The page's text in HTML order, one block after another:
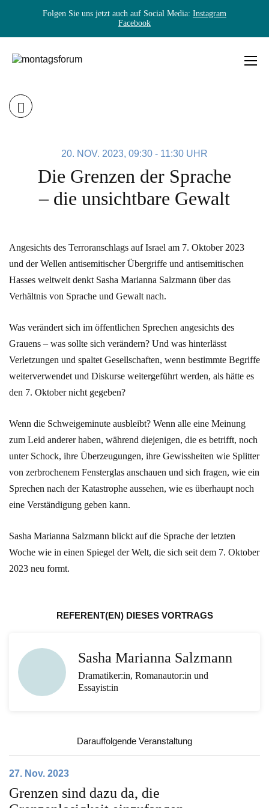
Folgen Sie uns jetzt auch auf Social Media: Instagram
Facebook
content
20. NOV. 2023, 09:30 - 11:30 UHR
Die Grenzen der Sprache
– die unsichtbare Gewalt
Angesichts des Terroranschlags auf Israel am 7. Oktober 2023
und der Wellen antisemitischer Übergriffe und antisemitischen
Hasses weltweit denkt Sasha Marianna Salzmann über das
Verhältnis von Sprache und Gewalt nach.
Was verändert sich im öffentlichen Sprechen angesichts des
Grauens – was sollte sich verändern? Und was hinterlässt
Verletzungen und spaltet Gesellschaften, wenn bestimmte Begriffe
weiterverwendet und Diskurse weitergeführt werden, als hätte es
den 7. Oktober nicht gegeben?
Wenn die Schweigeminute ausbleibt? Wenn alle eine Meinung
zum Leid anderer haben, während diejenigen, die es betrifft, noch
unter Schock, ihre Überzeugungen, ihre Gewissheiten wie Splitter
von zerbrochenem Fensterglas anschauen und sich fragen, wie ein
Sprechen nach der Katastrophe aussehen, wie es überhaupt noch
eine Verständigung geben kann.
Sasha Marianna Salzmann blickt auf die Sprache der letzten
Woche wie in einen Spiegel der Welt, die sich seit dem 7. Oktober
2023 neu formt.
REFERENT(EN) DIESES VORTRAGS
Sasha Marianna Salzmann
Dramatiker:in, Romanautor:in und
Essayist:in
Darauffolgende Veranstaltung
27. Nov. 2023
Grenzen sind dazu da, die